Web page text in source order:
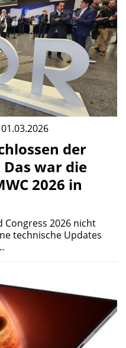
01.03.2026
der
war die
2026 in
Congress 2026 nicht
technische Updates